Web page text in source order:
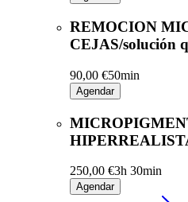
REMOCION
CEJAS/solución
90,00 €50min
Agendar
250,00 €3h 30min
Agendar